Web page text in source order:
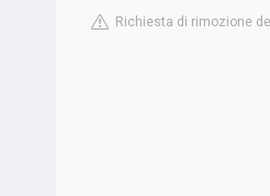
Richiesta di rimozione